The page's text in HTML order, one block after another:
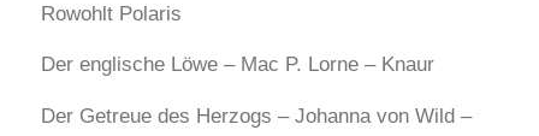
Rowohlt Polaris
Der englische Löwe – Mac P. Lorne – Knaur
Der Getreue des Herzogs – Johanna von Wild –